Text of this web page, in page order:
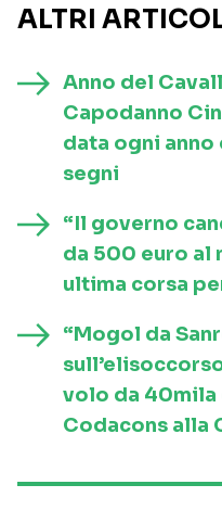
ALTRI
Anno del
Capodanno
data ogni anno
segni
“Il governo
da 500 euro al
ultima corsa
“Mogol da
volo da 40mila
Codacons alla